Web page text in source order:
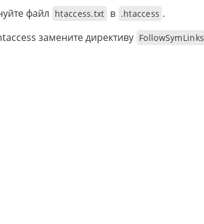
файл htaccess.txt в .htaccess .
замените директиву FollowSymLinks